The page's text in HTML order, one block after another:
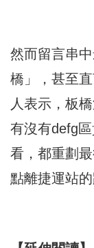
然而留言串
橋」，甚至
人表示， 板
有沒有defg
看，都重劃
點離捷運站的